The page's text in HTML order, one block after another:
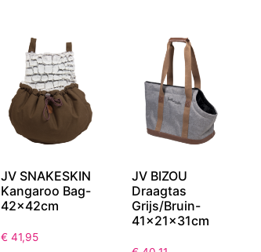
JV SNAKESKIN
Kangaroo Bag-
42x42cm
€ 41,95
JV BIZOU
Draagtas
Grijs/Bruin-
41x21x31cm